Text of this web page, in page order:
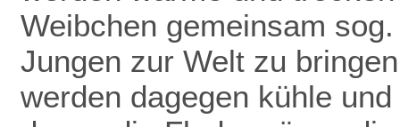
Weibchen gemeinsam
Jungen zur Welt zu
werden dagegen kühle